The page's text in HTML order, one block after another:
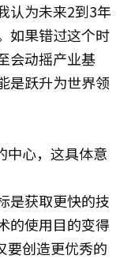
认为未来2到3年
如果错过这个时
会动摇产业基
是跃升为世界领
中心，这具体意
是获取更快的技
的使用目的变得
要创造更优秀的